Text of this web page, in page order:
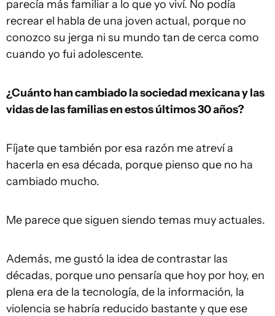
parecía más familiar a lo que yo viví. No podía
recrear el habla de una joven actual, porque no
conozco su jerga ni su mundo tan de cerca como
cuando yo fui adolescente.
¿Cuánto han cambiado la sociedad mexicana y las
vidas de las familias en estos últimos 30 años?
Fíjate que también por esa razón me atreví a
hacerla en esa década, porque pienso que no ha
cambiado mucho.
Me parece que siguen siendo temas muy actuales.
Además, me gustó la idea de contrastar las
décadas, porque uno pensaría que hoy por hoy, en
plena era de la tecnología, de la información, la
violencia se habría reducido bastante y que ese